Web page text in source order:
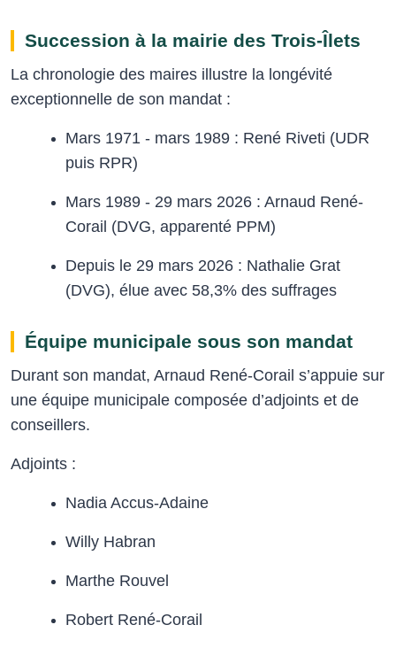
Succession à la mairie des Trois-Îlets
La chronologie des maires illustre la longévité
exceptionnelle de son mandat :
Mars 1971 - mars 1989 : René Riveti (UDR
puis RPR)
Mars 1989 - 29 mars 2026 : Arnaud René-
Corail (DVG, apparenté PPM)
Depuis le 29 mars 2026 : Nathalie Grat
(DVG), élue avec 58,3% des suffrages
Équipe municipale sous son mandat
Durant son mandat, Arnaud René-Corail s’appuie sur
une équipe municipale composée d’adjoints et de
conseillers.
Adjoints :
Nadia Accus-Adaine
Willy Habran
Marthe Rouvel
Robert René-Corail